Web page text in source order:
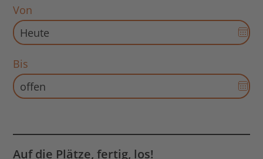
Von
Bis
Auf die Plätze, fertig, los!